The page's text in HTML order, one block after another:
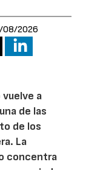
08/2026
vuelve a
de las
de los
La
concentra